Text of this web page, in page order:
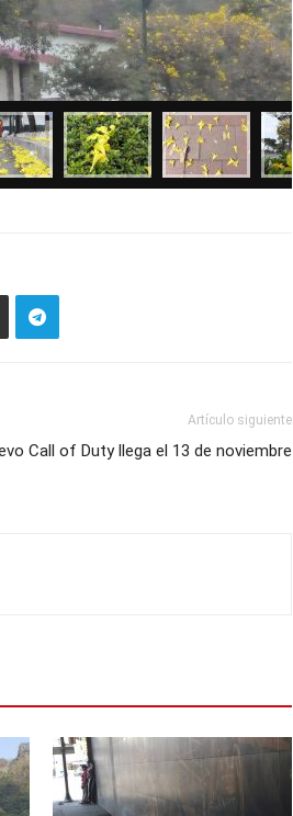
Artículo siguiente
Call of Duty llega el 13 de noviembre